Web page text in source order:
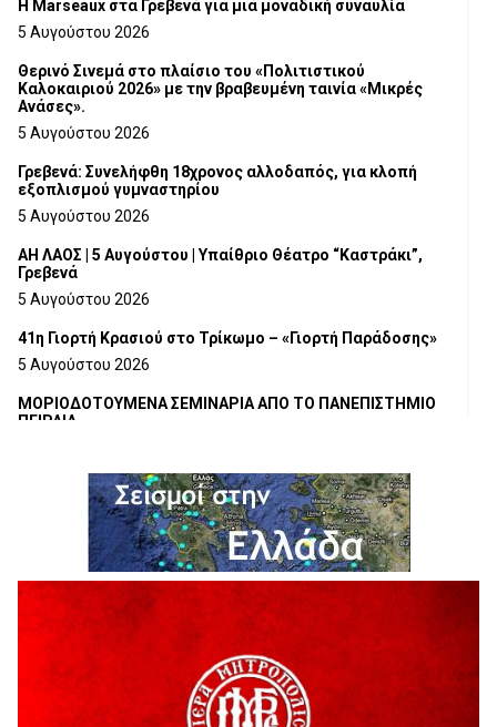
Η Marseaux στα Γρεβενά για μια μοναδική συναυλία
5 Αυγούστου 2026
Θερινό Σινεμά στο πλαίσιο του «Πολιτιστικού
Καλοκαιριού 2026» με την βραβευμένη ταινία «Μικρές
Ανάσες».
5 Αυγούστου 2026
Γρεβενά: Συνελήφθη 18χρονος αλλοδαπός, για κλοπή
εξοπλισμού γυμναστηρίου
5 Αυγούστου 2026
ΑΗ ΛΑΟΣ | 5 Αυγούστου | Υπαίθριο Θέατρο “Καστράκι”,
Γρεβενά
5 Αυγούστου 2026
41η Γιορτή Κρασιού στο Τρίκωμο – «Γιορτή Παράδοσης»
5 Αυγούστου 2026
ΜΟΡΙΟΔΟΤΟΥΜΕΝΑ ΣΕΜΙΝΑΡΙΑ ΑΠΟ ΤΟ ΠΑΝΕΠΙΣΤΗΜΙΟ
ΠΕΙΡΑΙΑ
ΕΥΧΑΡΙΣΤΙΕΣ Φυσιολατρικού Συλλόγου Γρεβενών
4 Αυγούστου 2026
Έκτακτη χρηματοδότηση 400.000€ για επιπλέον εργασίες
στο Δημοτικό Στάδιο Γρεβενών «Μίλτος Τεντόγλου»
4 Αυγούστου 2026
Τελικά τι είναι πολιτισμός;
Ολοσχερής καταστροφή κατοικίας από πυρκαγιά στην
Καληράχη Γρεβενών